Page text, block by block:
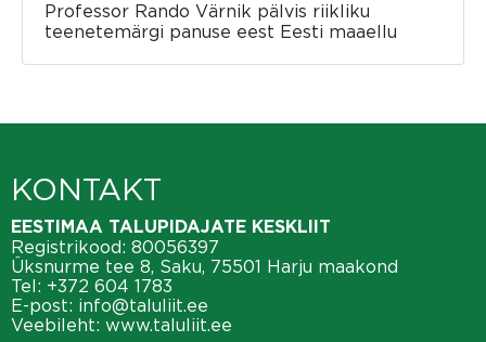
Professor Rando Värnik pälvis riikliku
teenetemärgi panuse eest Eesti maaellu
KONTAKT
EESTIMAA TALUPIDAJATE KESKLIIT
Registrikood: 80056397
Üksnurme tee 8, Saku, 75501 Harju maakond
Tel: +372 604 1783
E-post: info@taluliit.ee
Veebileht: www.taluliit.ee